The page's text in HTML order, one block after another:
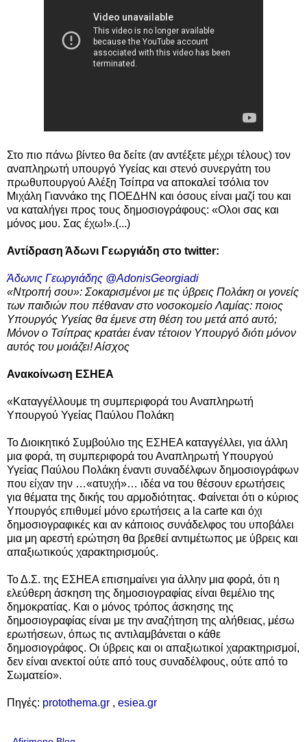
Στο πιο πάνω βίντεο θα δείτε (αν αντέξετε μέχρι τέλους) τον
αναπληρωτή υπουργό Υγείας και στενό συνεργάτη του
πρωθυπουργού Αλέξη Τσίπρα να αποκαλεί τσόλια τον
Μιχάλη Γιαννάκο της ΠΟΕΔΗΝ και όσους είναι μαζί του και
να καταλήγει προς τους δημοσιογράφους: «Ολοι σας και
μόνος μου. Σας έχω!».(...)
Αντίδραση Άδωνι Γεωργιάδη στο twitter:
Άδωνις Γεωργιάδης‏ @AdonisGeorgiadi
«Ντροπή σου»: Σοκαρισμένοι με τις ύβρεις Πολάκη οι γονείς
των παιδιών που πέθαναν στο νοσοκομείο Λαμίας: ποιος
Υπουργός Υγείας θα έμενε στη θέση του μετά από αυτό;
Μόνον ο Τσίπρας κρατάει έναν τέτοιον Υπουργό διότι μόνον
αυτός του μοιάζει! Αίσχος
Ανακοίνωση ΕΣΗΕΑ
«Καταγγέλλουμε τη συμπεριφορά του Αναπληρωτή
Υπουργού Υγείας Παύλου Πολάκη
Το Διοικητικό Συμβούλιο της ΕΣΗΕΑ καταγγέλλει, για άλλη
μια φορά, τη συμπεριφορά του Αναπληρωτή Υπουργού
Υγείας Παύλου Πολάκη έναντι συναδέλφων δημοσιογράφων
που είχαν την …«ατυχή»… ιδέα να του θέσουν ερωτήσεις
για θέματα της δικής του αρμοδιότητας. Φαίνεται ότι ο κύριος
Υπουργός επιθυμεί μόνο ερωτήσεις a la carte και όχι
δημοσιογραφικές και αν κάποιος συνάδελφος του υποβάλει
μια μη αρεστή ερώτηση θα βρεθεί αντιμέτωπος με ύβρεις και
απαξιωτικούς χαρακτηρισμούς.
Το Δ.Σ. της ΕΣΗΕΑ επισημαίνει για άλλην μια φορά, ότι η
ελεύθερη άσκηση της δημοσιογραφίας είναι θεμέλιο της
δημοκρατίας. Και ο μόνος τρόπος άσκησης της
δημοσιογραφίας είναι με την αναζήτηση της αλήθειας, μέσω
ερωτήσεων, όπως τις αντιλαμβάνεται ο κάθε
δημοσιογράφος. Οι ύβρεις και οι απαξιωτικοί χαρακτηρισμοί,
δεν είναι ανεκτοί ούτε από τους συναδέλφους, ούτε από το
Σωματείο».
Πηγές: protothema.gr , esiea.gr